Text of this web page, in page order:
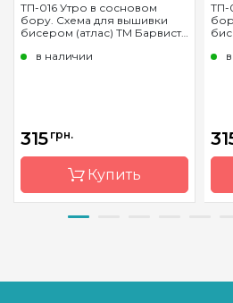
ТП-016 Утро в сосновом
бору. Схема для вышивки
бисером (атлас) ТМ Барвиста
в наличии
315 грн.
Купить
ТП-